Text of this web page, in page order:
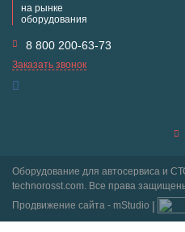
на рынке
оборудования
8 800 200-63-73
Заказать звонок
Оборудование для автосервиса и
technorosst.com. Все права
Продвижение сайта - mStudio